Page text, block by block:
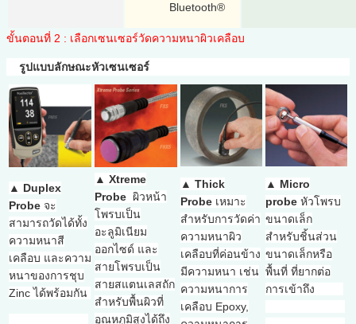
Bluetooth®
ขั้นตอนที่ 2 : เลือกเซนเซอร์วัดความหนาผิวเคลือบ
รูปแบบลักษณะหัวเซนเซอร์
▲ Duplex
Probe จะ
สามารถวัดได้ทั้ง
ความหนาสี
เคลือบ และความ
หนาของการชุบ
Zinc ได้พร้อมกัน
▲ Xtreme
Probe ผิวหน้า
โพรบเป็น
อะลูมิเนียม
ออกไซด์ และ
สายโพรบเป็น
สายสแตนเลสถัก
สำหรับพื้นผิวที่
อุณหภูมิสูงได้ถึง
▲ Thick
Probe เหมาะ
สำหรับการวัดค่า
ความหนาผิว
เคลือบที่ค่อนข้าง
มีความหนา เช่น
ความหนาการ
เคลือบ Epoxy,
▲ Micro
probe หัวโพรบ
ขนาดเล็ก
สำหรับชิ้นส่วน
ขนาดเล็กหรือ
พื้นที่ ที่ยากต่อ
การเข้าถึง